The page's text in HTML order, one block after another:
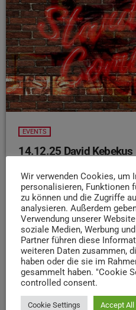
EVENTS
14.12.25 David Kebekus
David Kebekus schaut mit
Inhalte“ aus einem neuen
hinterfragt gesellschaftliche
uns völlig normal
Gedankengänge und
all das mit jeder Menge
und mit viel Spaß auf sonst
gehts heute um 18 Uhr in der
today 14. DEZEMBER 2025 19
Wir verwenden Cookies, um
personalisieren, Funktionen
zu können und die Zugriffe
analysieren. Außerdem
Verwendung unserer
soziale Medien, Werbung
Partner führen diese
weiteren Daten zusammen,
haben oder die sie im
gesammelt haben. "Cookie
controlled consent.
Cookie Settings Accept All